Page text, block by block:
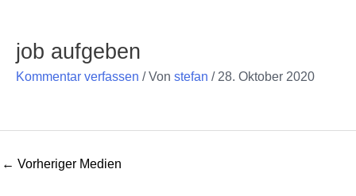
job aufgeben
Kommentar verfassen / Von stefan / 28. Oktober 2020
← Vorheriger Medien